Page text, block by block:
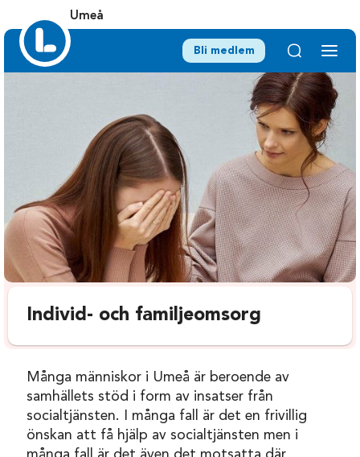
Umeå
Bli medlem
Individ- och familjeomsorg
Många människor i Umeå är beroende av
samhällets stöd i form av insatser från
socialtjänsten. I många fall är det en frivillig
önskan att få hjälp av socialtjänsten men i